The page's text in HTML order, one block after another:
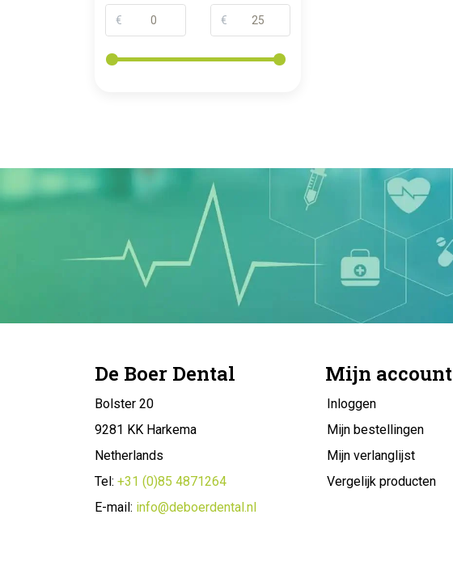
€ €
De Boer Dental
Bolster 20
9281 KK Harkema
Netherlands
Tel: +31 (0)85 4871264
E-mail: info@deboerdental.nl
Mijn account
Inloggen
Mijn bestellingen
Mijn verlanglijst
Vergelijk producten